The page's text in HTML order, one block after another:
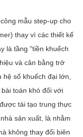
mẫu step-up cho
thay vì các thiết kế
là tầng "tiền khuếch
và cân bằng trở
hệ số khuếch đại lớn,
toán khó đối với
tái tạo trung thực
sản xuất, là nhằm
không thay đổi biên